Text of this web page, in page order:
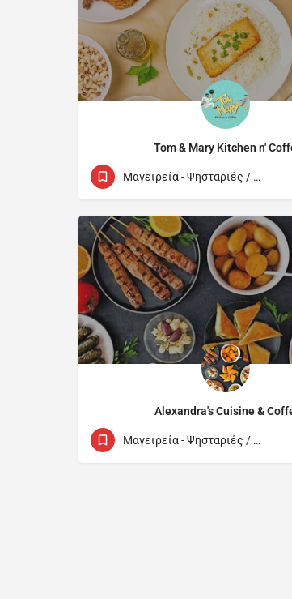
Tom & Mary Kitchen n'
22 045332 5b John Kennedy
Μαγειρεία - Ψησταριές / Cook Houses
Alexandra's Cuisine &
22665566 22 Dimostheni
Μαγειρεία - Ψησταριές / Cook Houses